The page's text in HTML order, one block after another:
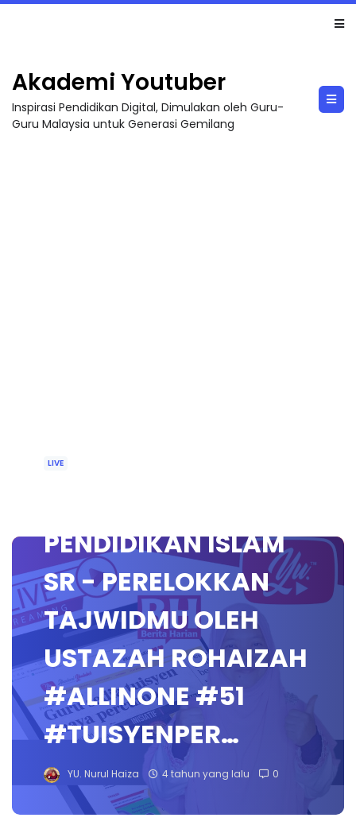
Akademi Youtuber
Inspirasi Pendidikan Digital, Dimulakan oleh Guru-
Guru Malaysia untuk Generasi Gemilang
LIVE
PENDIDIKAN ISLAM
SR - PERELOKKAN
TAJWIDMU OLEH
USTAZAH ROHAIZAH
#ALLINONE #51
#TUISYENPER…
YU. Nurul Haiza 4 tahun yang lalu 0